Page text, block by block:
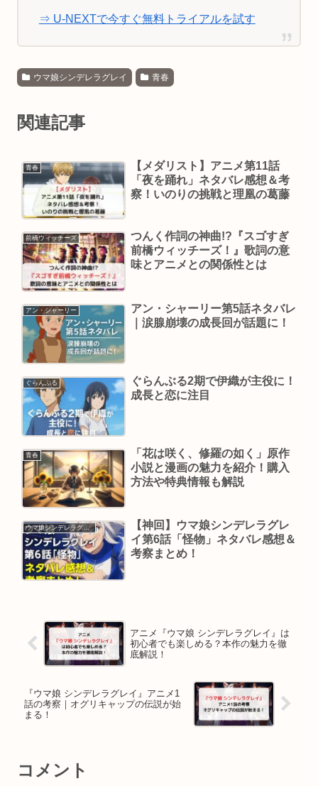
⇒ U-NEXTで今すぐ無料トライアルを試す
ウマ娘シンデレラグレイ 青春
関連記事
青春
【メダリスト】アニメ第11話
「夜を踊れ」ネタバレ感想＆考
察！いのりの挑戦と理凰の葛藤
前橋ウィッチーズ
つんく作詞の神曲!?『スゴすぎ
前橋ウィッチーズ！』歌詞の意
味とアニメとの関係性とは
アン・シャーリー
アン・シャーリー第5話ネタバレ
｜涙腺崩壊の成長回が話題に！
ぐらんぶる
ぐらんぶる2期で伊織が主役に！
成長と恋に注目
青春
「花は咲く、修羅の如く」原作
小説と漫画の魅力を紹介！購入
方法や特典情報も解説
ウマ娘シンデレラグレイ
【神回】ウマ娘シンデレラグレ
イ第6話「怪物」ネタバレ感想＆
考察まとめ！
アニメ『ウマ娘 シンデレラグレイ』は
初心者でも楽しめる？本作の魅力を徹
底解説！
『ウマ娘 シンデレラグレイ』アニメ1
話の考察｜オグリキャップの伝説が始
まる！
コメント